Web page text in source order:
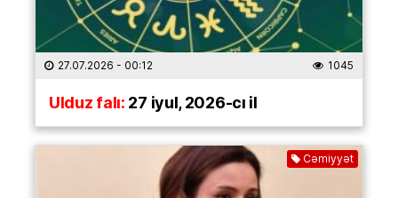
27.07.2026 - 00:12 1045
Ulduz falı:27 iyul, 2026-cı il
Cəmiyyət